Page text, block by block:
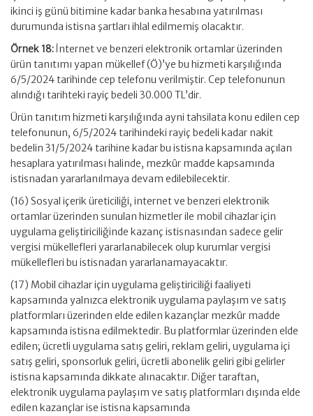
ikinci iş günü bitimine kadar banka hesabına yatırılması
durumunda istisna şartları ihlal edilmemiş olacaktır.
Örnek 18: İnternet ve benzeri elektronik ortamlar üzerinden
ürün tanıtımı yapan mükellef (Ö)’ye bu hizmeti karşılığında
6/5/2024 tarihinde cep telefonu verilmiştir. Cep telefonunun
alındığı tarihteki rayiç bedeli 30.000 TL’dir.
Ürün tanıtım hizmeti karşılığında ayni tahsilata konu edilen cep
telefonunun, 6/5/2024 tarihindeki rayiç bedeli kadar nakit
bedelin 31/5/2024 tarihine kadar bu istisna kapsamında açılan
hesaplara yatırılması halinde, mezkûr madde kapsamında
istisnadan yararlanılmaya devam edilebilecektir.
(16) Sosyal içerik üreticiliği, internet ve benzeri elektronik
ortamlar üzerinden sunulan hizmetler ile mobil cihazlar için
uygulama geliştiriciliğinde kazanç istisnasından sadece gelir
vergisi mükellefleri yararlanabilecek olup kurumlar vergisi
mükellefleri bu istisnadan yararlanamayacaktır.
(17) Mobil cihazlar için uygulama geliştiriciliği faaliyeti
kapsamında yalnızca elektronik uygulama paylaşım ve satış
platformları üzerinden elde edilen kazançlar mezkûr madde
kapsamında istisna edilmektedir. Bu platformlar üzerinden elde
edilen; ücretli uygulama satış geliri, reklam geliri, uygulama içi
satış geliri, sponsorluk geliri, ücretli abonelik geliri gibi gelirler
istisna kapsamında dikkate alınacaktır. Diğer taraftan,
elektronik uygulama paylaşım ve satış platformları dışında elde
edilen kazançlar ise istisna kapsamında